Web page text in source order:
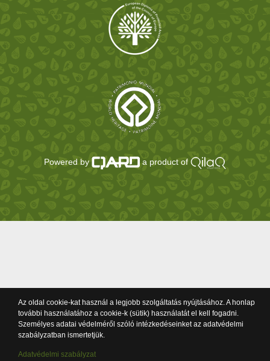
Powered by a product of
Az oldal cookie-kat használ a legjobb szolgáltatás nyújtásához. A honlap
további használatához a cookie-k (sütik) használatát el kell fogadni.
Személyes adatai védelméről szóló intézkedéseinket az adatvédelmi
szabályzatban ismertetjük.
Adatvédelmi szabályzat